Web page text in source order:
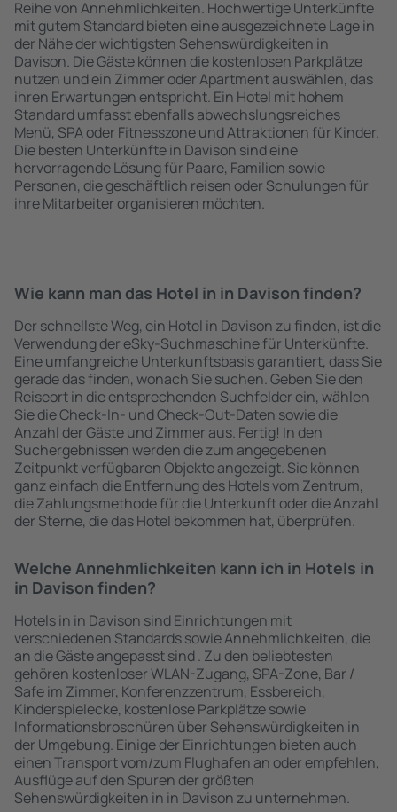
Reihe von Annehmlichkeiten. Hochwertige Unterkünfte
mit gutem Standard bieten eine ausgezeichnete Lage in
der Nähe der wichtigsten Sehenswürdigkeiten in
Davison. Die Gäste können die kostenlosen Parkplätze
nutzen und ein Zimmer oder Apartment auswählen, das
ihren Erwartungen entspricht. Ein Hotel mit hohem
Standard umfasst ebenfalls abwechslungsreiches
Menü, SPA oder Fitnesszone und Attraktionen für Kinder.
Die besten Unterkünfte in Davison sind eine
hervorragende Lösung für Paare, Familien sowie
Personen, die geschäftlich reisen oder Schulungen für
ihre Mitarbeiter organisieren möchten.
Wie kann man das Hotel in in Davison finden?
Der schnellste Weg, ein Hotel in Davison zu finden, ist die
Verwendung der eSky-Suchmaschine für Unterkünfte.
Eine umfangreiche Unterkunftsbasis garantiert, dass Sie
gerade das finden, wonach Sie suchen. Geben Sie den
Reiseort in die entsprechenden Suchfelder ein, wählen
Sie die Check-In- und Check-Out-Daten sowie die
Anzahl der Gäste und Zimmer aus. Fertig! In den
Suchergebnissen werden die zum angegebenen
Zeitpunkt verfügbaren Objekte angezeigt. Sie können
ganz einfach die Entfernung des Hotels vom Zentrum,
die Zahlungsmethode für die Unterkunft oder die Anzahl
der Sterne, die das Hotel bekommen hat, überprüfen.
Welche Annehmlichkeiten kann ich in Hotels in
in Davison finden?
Hotels in in Davison sind Einrichtungen mit
verschiedenen Standards sowie Annehmlichkeiten, die
an die Gäste angepasst sind . Zu den beliebtesten
gehören kostenloser WLAN-Zugang, SPA-Zone, Bar /
Safe im Zimmer, Konferenzzentrum, Essbereich,
Kinderspielecke, kostenlose Parkplätze sowie
Informationsbroschüren über Sehenswürdigkeiten in
der Umgebung. Einige der Einrichtungen bieten auch
einen Transport vom/zum Flughafen an oder empfehlen,
Ausflüge auf den Spuren der größten
Sehenswürdigkeiten in in Davison zu unternehmen.